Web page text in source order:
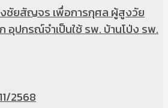
ชัยสัญจร เพื่อการกุศล ผู้สูงวัย
อุปกรณ์จำเป็นใช้ รพ. บ้านโป่ง รพ.
2568